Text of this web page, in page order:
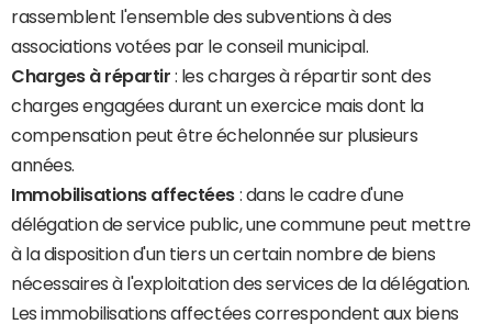
rassemblent l'ensemble des subventions à des
associations votées par le conseil municipal.
Charges à répartir : les charges à répartir sont des
charges engagées durant un exercice mais dont la
compensation peut être échelonnée sur plusieurs
années.
Immobilisations affectées : dans le cadre d'une
délégation de service public, une commune peut mettre
à la disposition d'un tiers un certain nombre de biens
nécessaires à l'exploitation des services de la délégation.
Les immobilisations affectées correspondent aux biens